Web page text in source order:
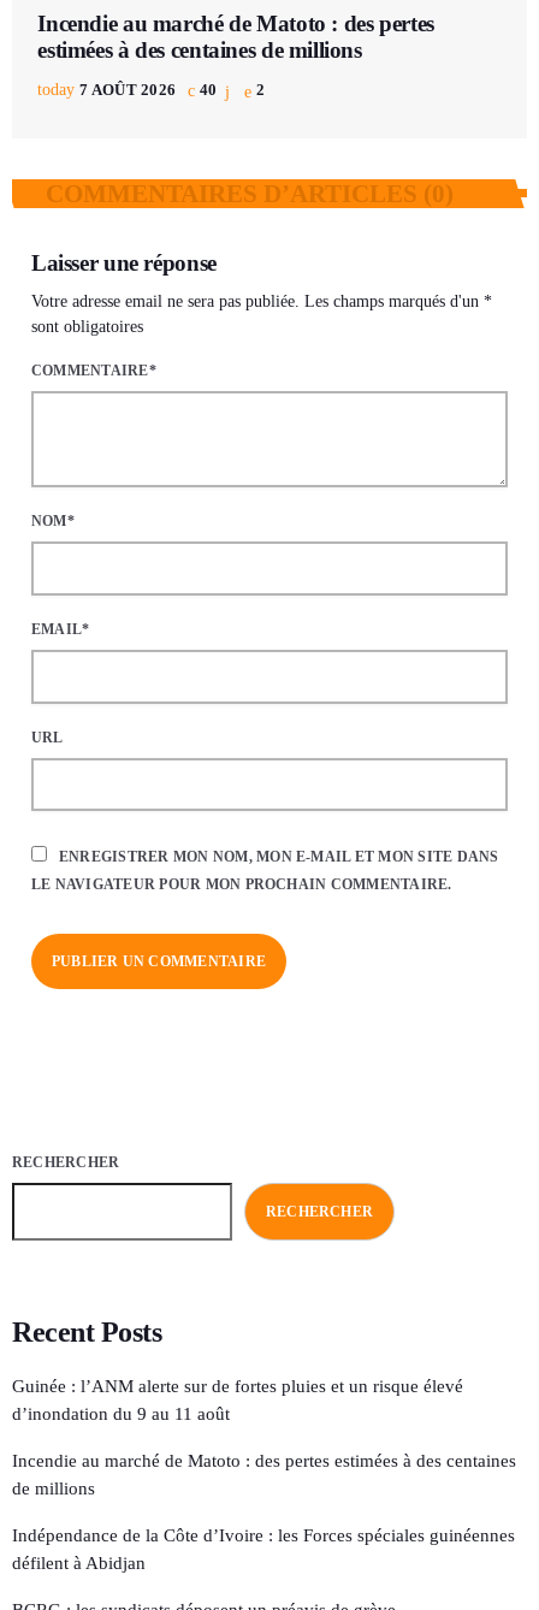
Incendie au marché de Matoto : des pertes
estimées à des centaines de millions
today 7 AOÛT 2026 40 2
COMMENTAIRES D’ARTICLES (0)
Laisser une réponse
Votre adresse email ne sera pas publiée. Les champs marqués d'un *
sont obligatoires
COMMENTAIRE*
NOM*
EMAIL*
URL
ENREGISTRER MON NOM, MON E-MAIL ET MON SITE DANS
LE NAVIGATEUR POUR MON PROCHAIN COMMENTAIRE.
RECHERCHER
RECHERCHER
Recent Posts
Guinée : l’ANM alerte sur de fortes pluies et un risque élevé
d’inondation du 9 au 11 août
Incendie au marché de Matoto : des pertes estimées à des centaines
de millions
Indépendance de la Côte d’Ivoire : les Forces spéciales guinéennes
défilent à Abidjan